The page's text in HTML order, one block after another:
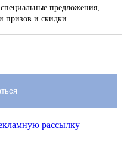
предложения,
призов и скидки.
рассылку